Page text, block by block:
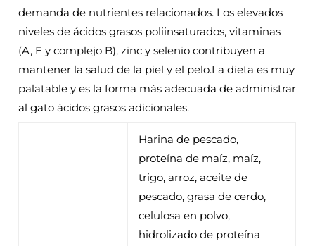
demanda de nutrientes relacionados. Los elevados
niveles de ácidos grasos poliinsaturados, vitaminas
(A, E y complejo B), zinc y selenio contribuyen a
mantener la salud de la piel y el pelo.La dieta es muy
palatable y es la forma más adecuada de administrar
al gato ácidos grasos adicionales.
Harina de pescado,
proteína de maíz, maíz,
trigo, arroz, aceite de
pescado, grasa de cerdo,
celulosa en polvo,
hidrolizado de proteína